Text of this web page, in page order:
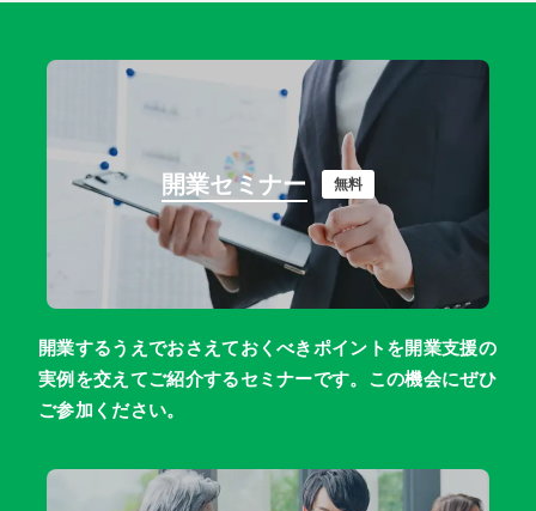
開業セミナー 無料
開業するうえでおさえておくべきポイントを開業支援の
実例を交えてご紹介するセミナーです。この機会にぜひ
ご参加ください。